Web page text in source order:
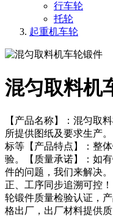
行车轮
托轮
起重机车轮
混匀取料机
【产品名称】：混匀取
所提供图纸及要求生产
标等【产品特点】：整
验。【质量承诺】：如
件的问题，我们来解决
正、工序同步追溯可控
轮锻件质量检验认证，
格出厂，出厂材料提供质